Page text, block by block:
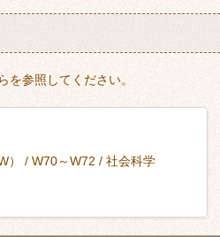
を参照してください。
） / W70～W72 / 社会科学